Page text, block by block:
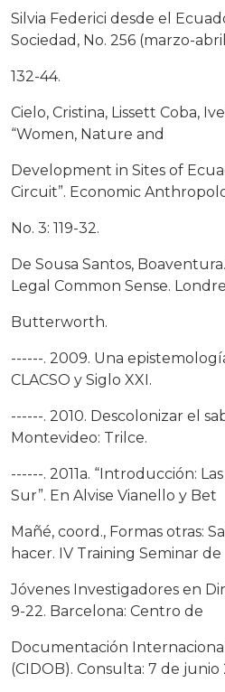
Silvia Federici desde el
Sociedad, No. 256 (marzo-
132-44.
Cielo, Cristina, Lissett Coba,
“Women, Nature and
Development in Sites of
Circuit”. Economic
No. 3: 119-32.
De Sousa Santos,
Legal Common Sense.
Butterworth.
------. 2009. Una
CLACSO y Siglo XXI.
------. 2010. Descolonizar el
Montevideo: Trilce.
------. 2011a. “Introducción:
Sur”. En Alvise Vianello y Bet
Mañé, coord., Formas otras:
hacer. IV Training Seminar de
Jóvenes Investigadores en
9-22. Barcelona: Centro de
Documentación
(CIDOB). Consulta: 7 de junio